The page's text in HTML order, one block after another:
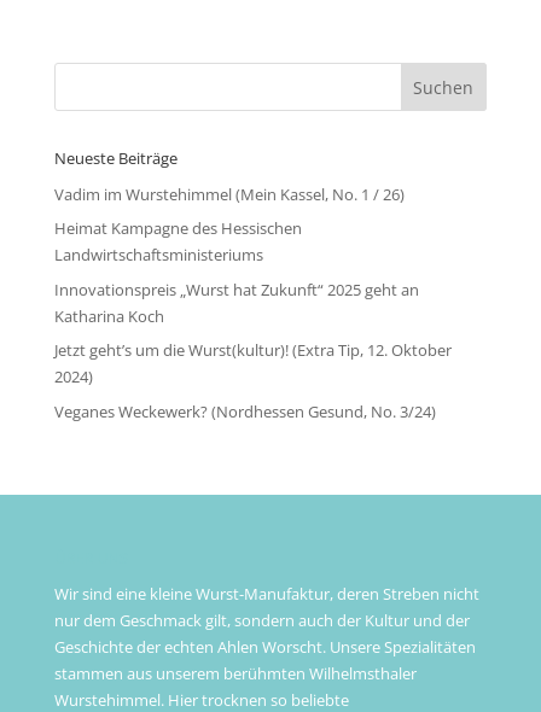
Neueste Beiträge
Vadim im Wurstehimmel (Mein Kassel, No. 1 / 26)
Heimat Kampagne des Hessischen
Landwirtschaftsministeriums
Innovationspreis „Wurst hat Zukunft“ 2025 geht an
Katharina Koch
Jetzt geht’s um die Wurst(kultur)! (Extra Tip, 12. Oktober
2024)
Veganes Weckewerk? (Nordhessen Gesund, No. 3/24)
Wir sind eine kleine Wurst-Manufaktur, deren Streben nicht
nur dem Geschmack gilt, sondern auch der Kultur und der
Geschichte der echten Ahlen Worscht. Unsere Spezialitäten
stammen aus unserem berühmten Wilhelmsthaler
Wurstehimmel. Hier trocknen so beliebte